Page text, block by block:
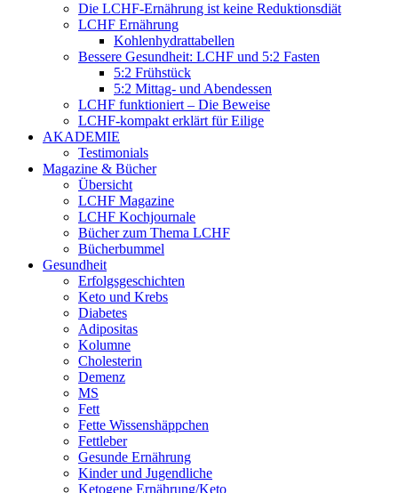
Die LCHF-Ernährung ist keine Reduktionsdiät
LCHF Ernährung
Kohlenhydrattabellen
Bessere Gesundheit: LCHF und 5:2 Fasten
5:2 Frühstück
5:2 Mittag- und Abendessen
LCHF funktioniert – Die Beweise
LCHF-kompakt erklärt für Eilige
AKADEMIE
Testimonials
Magazine & Bücher
Übersicht
LCHF Magazine
LCHF Kochjournale
Bücher zum Thema LCHF
Bücherbummel
Gesundheit
Erfolgsgeschichten
Keto und Krebs
Diabetes
Adipositas
Kolumne
Cholesterin
Demenz
MS
Fett
Fette Wissenshäppchen
Fettleber
Gesunde Ernährung
Kinder und Jugendliche
Ketogene Ernährung/Keto